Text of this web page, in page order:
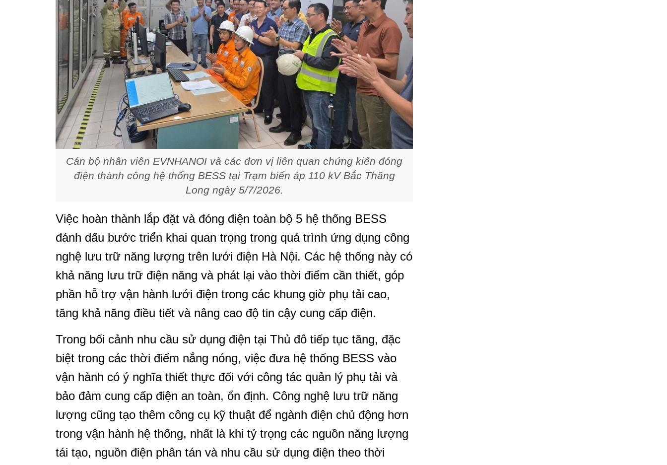
Cán bộ nhân viên EVNHANOI và các đơn vị liên quan chứng kiến đóng
điện thành công hệ thống BESS tại Trạm biến áp 110 kV Bắc Thăng
Long ngày 5/7/2026.
Việc hoàn thành lắp đặt và đóng điện toàn bộ 5 hệ thống BESS
đánh dấu bước triển khai quan trọng trong quá trình ứng dụng công
nghệ lưu trữ năng lượng trên lưới điện Hà Nội. Các hệ thống này có
khả năng lưu trữ điện năng và phát lại vào thời điểm cần thiết, góp
phần hỗ trợ vận hành lưới điện trong các khung giờ phụ tải cao,
tăng khả năng điều tiết và nâng cao độ tin cậy cung cấp điện.
Trong bối cảnh nhu cầu sử dụng điện tại Thủ đô tiếp tục tăng, đặc
biệt trong các thời điểm nắng nóng, việc đưa hệ thống BESS vào
vận hành có ý nghĩa thiết thực đối với công tác quản lý phụ tải và
bảo đảm cung cấp điện an toàn, ổn định. Công nghệ lưu trữ năng
lượng cũng tạo thêm công cụ kỹ thuật để ngành điện chủ động hơn
trong vận hành hệ thống, nhất là khi tỷ trọng các nguồn năng lượng
tái tạo, nguồn điện phân tán và nhu cầu sử dụng điện theo thời